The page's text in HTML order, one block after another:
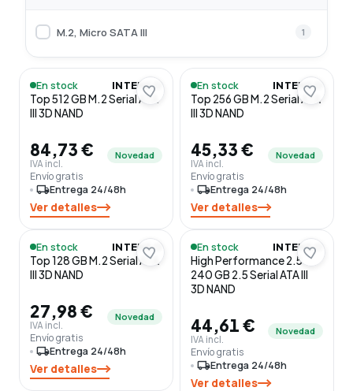
M.2, Micro SATA III 1
En stock INTENSO
Top 512 GB M.2 Serial ATA
III 3D NAND
84,73 €
IVA incl.
Novedad
Envío gratis
local_shippingEntrega 24/48h
Ver detalles
En stock INTENSO
Top 256 GB M.2 Serial ATA
III 3D NAND
45,33 €
IVA incl.
Novedad
Envío gratis
local_shippingEntrega 24/48h
Ver detalles
En stock INTENSO
Top 128 GB M.2 Serial ATA
III 3D NAND
27,98 €
IVA incl.
Novedad
Envío gratis
local_shippingEntrega 24/48h
Ver detalles
En stock INTENSO
High Performance 2.5
240 GB 2.5 Serial ATA III
3D NAND
44,61 €
IVA incl.
Novedad
Envío gratis
local_shippingEntrega 24/48h
Ver detalles